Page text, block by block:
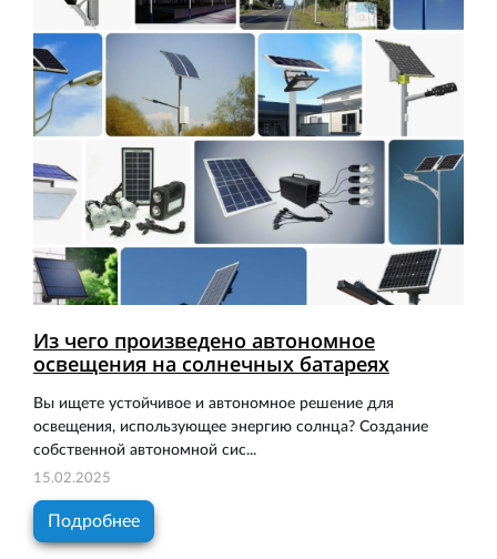
Из чего произведено автономное
освещения на солнечных батареях
Вы ищете устойчивое и автономное решение для
освещения, использующее энергию солнца? Создание
собственной автономной сис...
15.02.2025
Подробнее